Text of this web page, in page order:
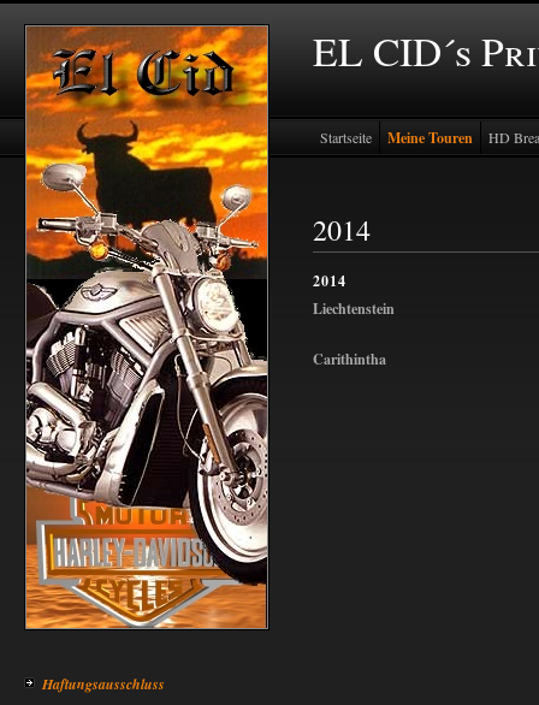
EL CID´s
Haftungsausschluss
Startseite Meine Touren HD
2014
2014
Liechtenstein
Carithintha